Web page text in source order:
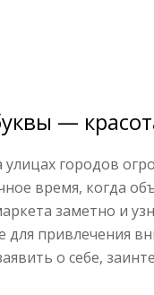
—
улицах городов
время, когда
заметно и
для привлечения
о себе,